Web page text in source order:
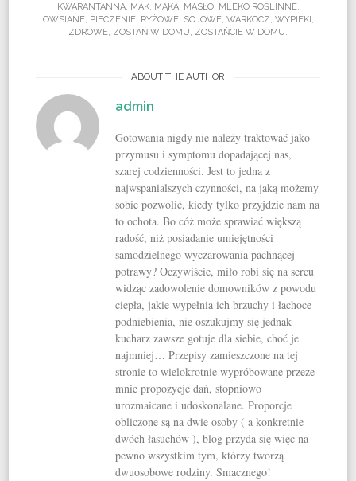
KWARANTANNA, MAK, MĄKA, MASŁO, MLEKO ROŚLINNE,
OWSIANE, PIECZENIE, RYŻOWE, SOJOWE, WARKOCZ, WYPIEKI,
ZDROWE, ZOSTAŃ W DOMU, ZOSTAŃCIE W DOMU.
ABOUT THE AUTHOR
admin
Gotowania nigdy nie należy traktować jako
przymusu i symptomu dopadającej nas,
szarej codzienności. Jest to jedna z
najwspanialszych czynności, na jaką możemy
sobie pozwolić, kiedy tylko przyjdzie nam na
to ochota. Bo cóż może sprawiać większą
radość, niż posiadanie umiejętności
samodzielnego wyczarowania pachnącej
potrawy? Oczywiście, miło robi się na sercu
widząc zadowolenie domowników z powodu
ciepła, jakie wypełnia ich brzuchy i łachoce
podniebienia, nie oszukujmy się jednak –
kucharz zawsze gotuje dla siebie, choć je
najmniej… Przepisy zamieszczone na tej
stronie to wielokrotnie wypróbowane przeze
mnie propozycje dań, stopniowo
urozmaicane i udoskonalane. Proporcje
obliczone są na dwie osoby ( a konkretnie
dwóch łasuchów ), blog przyda się więc na
pewno wszystkim tym, którzy tworzą
dwuosobowe rodziny. Smacznego!